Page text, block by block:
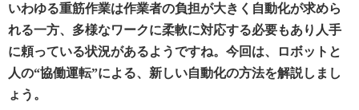
いわゆる重筋作業は作業者の負担が大きく自動化が求めら
れる一方、多様なワークに柔軟に対応する必要もあり人手
に頼っている状況があるようですね。今回は、ロボットと
人の“協働運転”による、新しい自動化の方法を解説しまし
ょう。